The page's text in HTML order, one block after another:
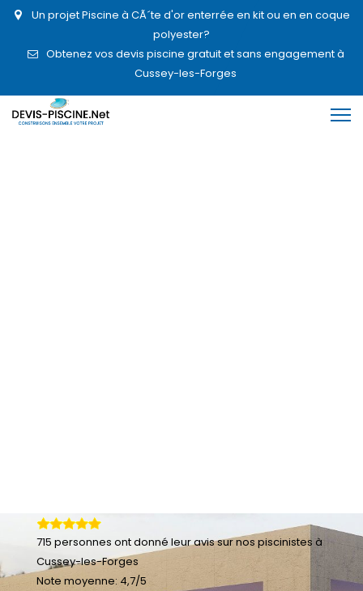
Un projet Piscine à CÃ´te d'or enterrée en kit ou en en coque
polyester?
Obtenez vos devis piscine gratuit et sans engagement à
Cussey-les-Forges
715 personnes ont donné leuravis sur nos piscinistes à
Cussey-les-Forges
Note moyenne: 4,7/5